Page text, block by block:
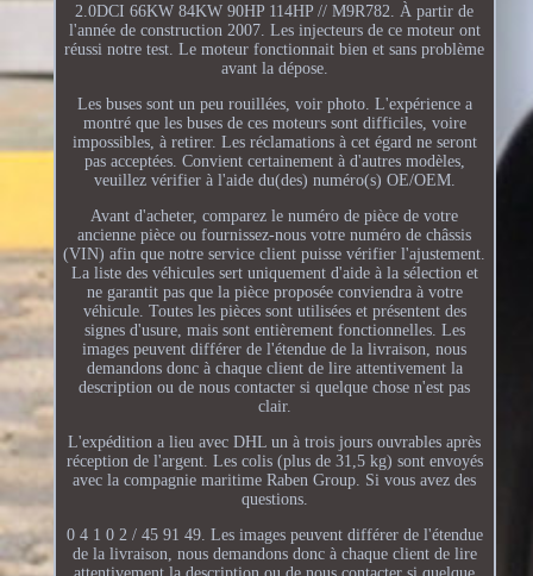
2.0DCI 66KW 84KW 90HP 114HP // M9R782. À partir de
l'année de construction 2007. Les injecteurs de ce moteur ont
réussi notre test. Le moteur fonctionnait bien et sans problème
avant la dépose.
Les buses sont un peu rouillées, voir photo. L'expérience a
montré que les buses de ces moteurs sont difficiles, voire
impossibles, à retirer. Les réclamations à cet égard ne seront
pas acceptées. Convient certainement à d'autres modèles,
veuillez vérifier à l'aide du(des) numéro(s) OE/OEM.
Avant d'acheter, comparez le numéro de pièce de votre
ancienne pièce ou fournissez-nous votre numéro de châssis
(VIN) afin que notre service client puisse vérifier l'ajustement.
La liste des véhicules sert uniquement d'aide à la sélection et
ne garantit pas que la pièce proposée conviendra à votre
véhicule. Toutes les pièces sont utilisées et présentent des
signes d'usure, mais sont entièrement fonctionnelles. Les
images peuvent différer de l'étendue de la livraison, nous
demandons donc à chaque client de lire attentivement la
description ou de nous contacter si quelque chose n'est pas
clair.
L'expédition a lieu avec DHL un à trois jours ouvrables après
réception de l'argent. Les colis (plus de 31,5 kg) sont envoyés
avec la compagnie maritime Raben Group. Si vous avez des
questions.
0 4 1 0 2 / 45 91 49. Les images peuvent différer de l'étendue
de la livraison, nous demandons donc à chaque client de lire